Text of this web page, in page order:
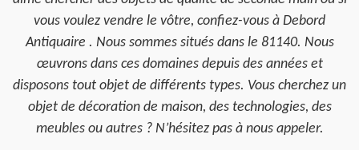
vous voulez vendre le vôtre, confiez-vous à Debord
Antiquaire . Nous sommes situés dans le 81140. Nous
œuvrons dans ces domaines depuis des années et
disposons tout objet de différents types. Vous cherchez un
objet de décoration de maison, des technologies, des
meubles ou autres ? N’hésitez pas à nous appeler.